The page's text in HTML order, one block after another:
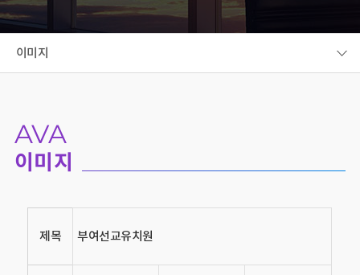
이미지
AVA
이미지
제목 부여선교유치원